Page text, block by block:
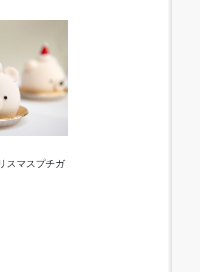
スマスプチガ